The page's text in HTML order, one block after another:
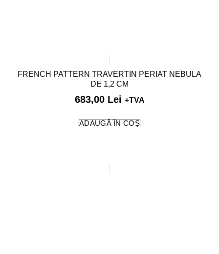
FRENCH PATTERN TRAVERTIN PERIAT NEBULA
DE 1,2 CM
683,00 Lei +TVA
ADAUGĂ ÎN COȘ